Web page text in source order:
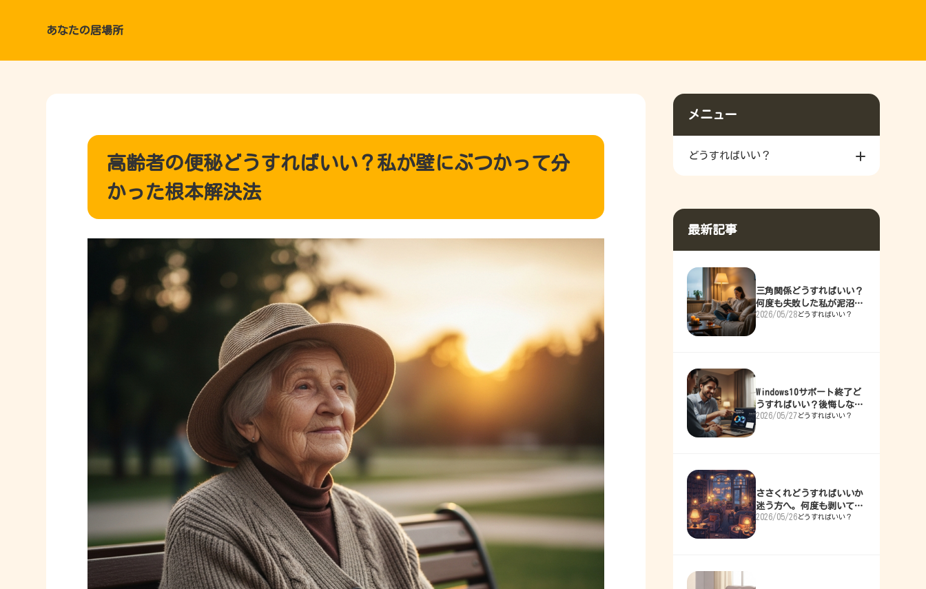
あなたの居場所
高齢者の便秘どうすればいい？私が壁にぶつかって分
かった根本解決法
メニュー
どうすればいい？
最新記事
三角関係どうすればいい？
何度も失敗した私が泥沼か
ら抜け出した整理術
2026/05/28どうすればいい？
Windows10サポート終了ど
うすればいい？後悔しない
ための全対策
2026/05/27 どうすればいい？
ささくれどうすればいいか
迷う方へ。何度も剥いて痛
めた私の解決ガイド
2026/05/26どうすればいい？